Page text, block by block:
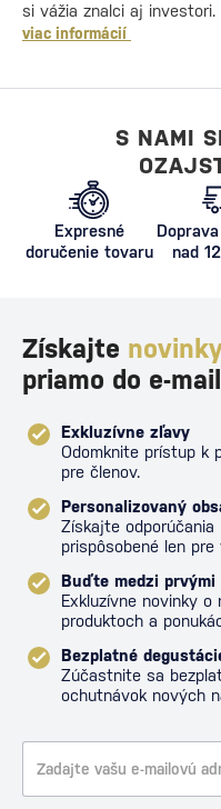
si vážia znalci aj
viac informácií
S NAMI
Expresné
doručenie tovaru
nad
Získajte
priamo do e-
Exkluzívne zľavy
Odomknite prístup k
pre členov.
Personalizovaný
Získajte odporúčania
prispôsobené len pre
Buďte medzi prvými
Exkluzívne novinky o
produktoch a
Bezplatné
Zúčastnite sa
ochutnávok nových